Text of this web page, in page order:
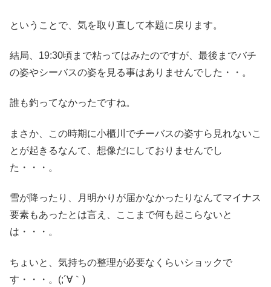
ということで、気を取り直して本題に戻ります。
結局、19:30頃まで粘ってはみたのですが、最後までバチ
の姿やシーバスの姿を見る事はありませんでした・・。
誰も釣ってなかったですね。
まさか、この時期に小櫃川でチーバスの姿すら見れないこ
とが起きるなんて、想像だにしておりませんでし
た・・・。
雪が降ったり、月明かりが届かなかったりなんてマイナス
要素もあったとは言え、ここまで何も起こらないと
は・・・。
ちょいと、気持ちの整理が必要なくらいショックで
す・・・。(;´∀｀)